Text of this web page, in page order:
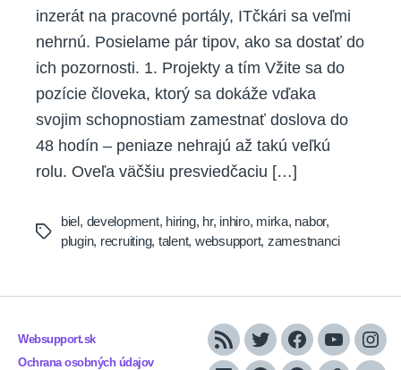
inzerát na pracovné portály, ITčkári sa veľmi
nehrnú. Posielame pár tipov, ako sa dostať do
ich pozornosti. 1. Projekty a tím Vžite sa do
pozície človeka, ktorý sa dokáže vďaka
svojim schopnostiam zamestnať doslova do
48 hodín – peniaze nehrajú až takú veľkú
rolu. Oveľa väčšiu presviedčaciu […]
Tags
biel, development, hiring, hr, inhiro, mirka, nabor,
plugin, recruiting, talent, websupport, zamestnanci
Websupport.sk
Ochrana osobných údajov
RSS TwitterFacebook
YouTube